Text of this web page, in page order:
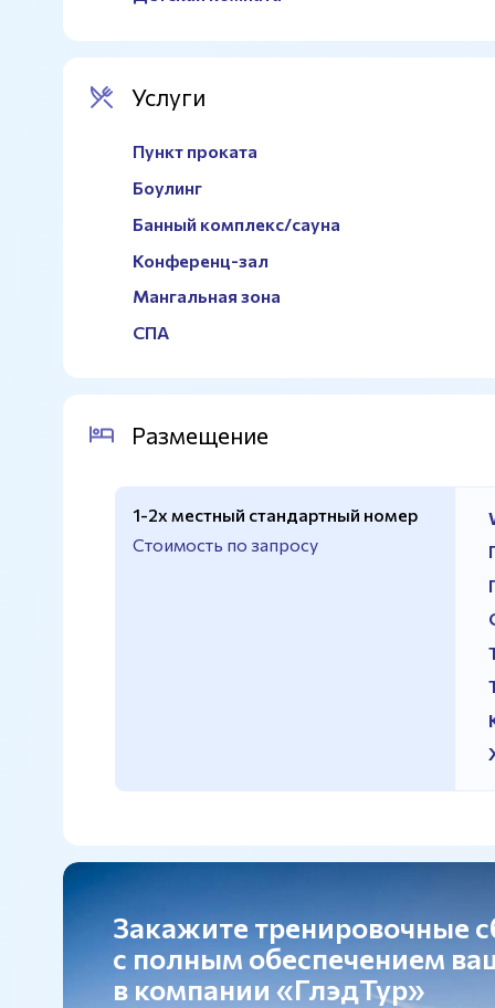
Услуги
Пункт проката
Боулинг
Банный комплекс/сауна
Конференц-зал
Мангальная зона
СПА
Размещение
1-2х местный стандартный номер
Стоимость по запросу
Закажите тренировочные
с полным обеспечением
в компании «ГлэдТур»